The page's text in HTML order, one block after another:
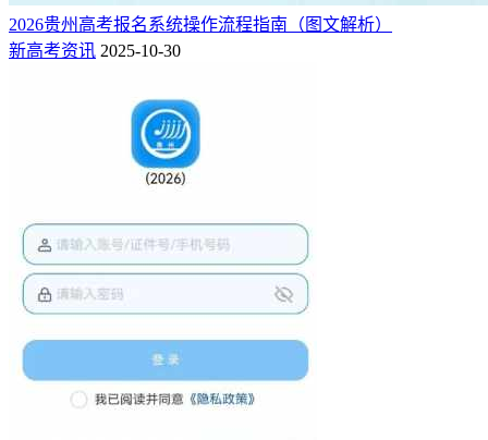
2026贵州高考报名系统操作流程指南（图文解析）
新高考资讯 2025-10-30